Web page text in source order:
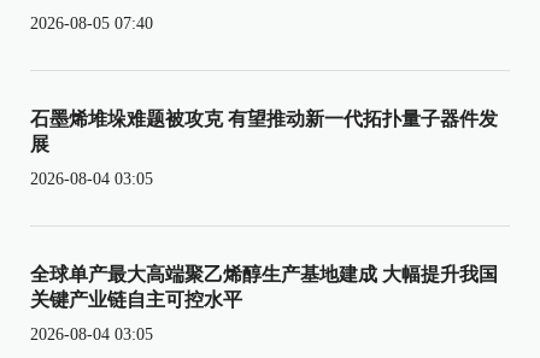
2026-08-05 07:40
石墨烯堆垛难题被攻克 有望推动新一代拓扑量子器件发
展
2026-08-04 03:05
全球单产最大高端聚乙烯醇生产基地建成 大幅提升我国
关键产业链自主可控水平
2026-08-04 03:05